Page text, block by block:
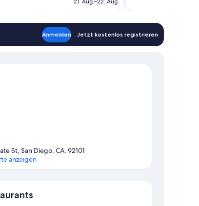
Anmelden Jetzt kostenlos registrieren
St, San Diego, CA, 92101
anzeigen